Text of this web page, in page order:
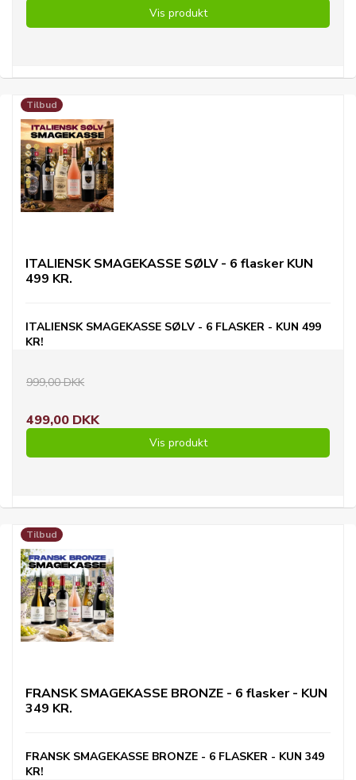
Vis produkt
Tilbud
ITALIENSK SMAGEKASSE SØLV - 6 flasker KUN
499 KR.
ITALIENSK SMAGEKASSE SØLV - 6 FLASKER - KUN 499
KR!
999,00 DKK
499,00 DKK
Vis produkt
Tilbud
FRANSK SMAGEKASSE BRONZE - 6 flasker - KUN
349 KR.
FRANSK SMAGEKASSE BRONZE - 6 FLASKER - KUN 349
KR!